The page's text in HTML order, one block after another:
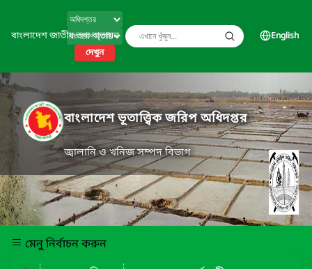
বাংলাদেশ জাতীয় তথ্য বাতায়ন
দেখুন
English
বাংলাদেশ ভূতাত্ত্বিক জরিপ অধিদপ্তর
জ্বালানি ও খনিজ সম্পদ বিভাগ
মেনু নির্বাচন করুন